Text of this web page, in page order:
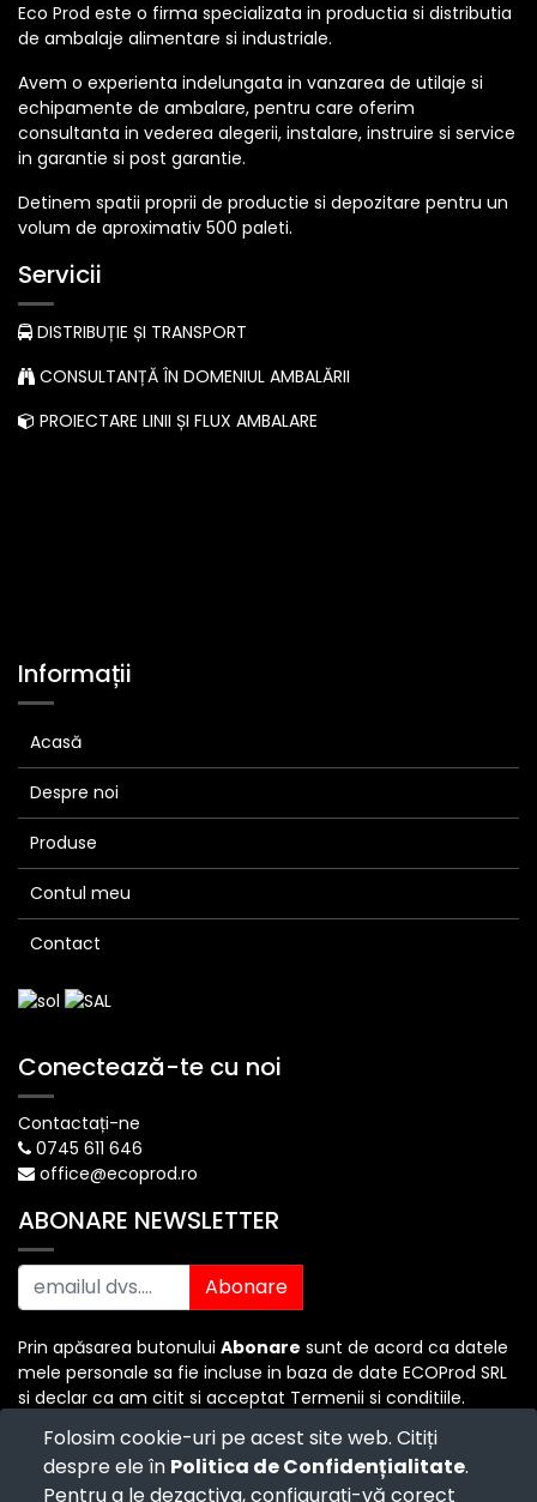
Folosim cookie-uri pe acest site web. Citiți
despre ele în Politica de Confidențialitate.
Pentru a le dezactiva, configurați-vă corect
Eco Prod este o firma specializata in productia si distributia
de ambalaje alimentare si industriale.
Avem o experienta indelungata in vanzarea de utilaje si
echipamente de ambalare, pentru care oferim
consultanta in vederea alegerii, instalare, instruire si service
in garantie si post garantie.
Detinem spatii proprii de productie si depozitare pentru un
volum de aproximativ 500 paleti.
Servicii
DISTRIBUȚIE ȘI TRANSPORT
CONSULTANȚĂ ÎN DOMENIUL AMBALĂRII
PROIECTARE LINII ȘI FLUX AMBALARE
Informații
Acasă
Despre noi
Produse
Contul meu
Contact
Conectează-te cu noi
Contactați-ne
0745 611 646
office@ecoprod.ro
ABONARE NEWSLETTER
Abonare
Prin apăsarea butonului Abonare sunt de acord ca datele
mele personale sa fie incluse in baza de date ECOProd SRL
si declar ca am citit si acceptat Termenii si conditiile.
Copyright © ECO PROD SRL -Termenii si Conditiile
Politica de Confidențialitate -Consultanță juridică